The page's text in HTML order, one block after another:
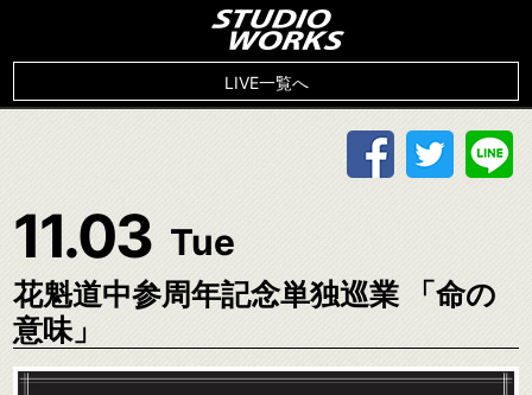
LIVE一覧へ
11.03 Tue
花魁道中参周年記念単独巡業 「命の
意味」